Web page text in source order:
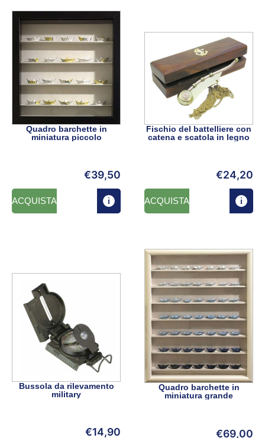
Quadro barchette in
miniatura piccolo
€39,50
ACQUISTA
Fischio del battelliere con
catena e scatola in legno
€24,20
ACQUISTA
Bussola da rilevamento
military
€14,90
Quadro barchette in
miniatura grande
€69,00